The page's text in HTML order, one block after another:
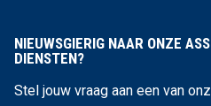
NIEUWSGIERIG NAAR ONZE
DIENSTEN?
Stel jouw vraag aan een van